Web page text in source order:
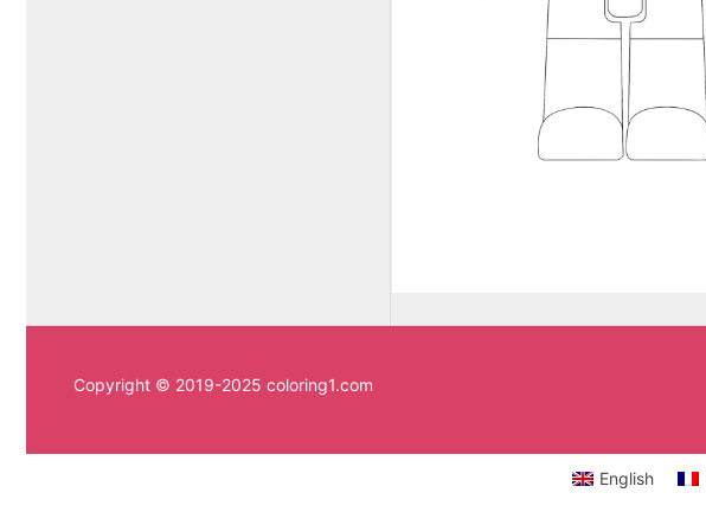
Copyright © 2019-2025 coloring1.com
English